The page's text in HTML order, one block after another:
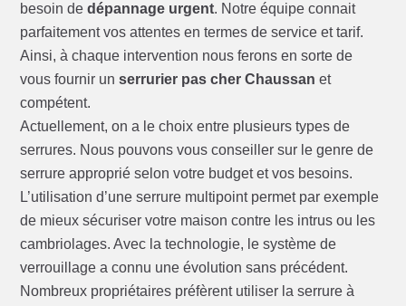
besoin dedépannage urgent. Notre équipe connait
parfaitement vos attentes en termes de service et tarif.
Ainsi, à chaque intervention nous ferons en sorte de
vous fournir unserrurier pas cher Chaussan et
compétent.
Actuellement, on a le choix entre plusieurs types de
serrures. Nous pouvons vous conseiller sur le genre de
serrure approprié selon votre budget et vos besoins.
L’utilisation d’une serrure multipoint permet par exemple
de mieux sécuriser votre maison contre les intrus ou les
cambriolages. Avec la technologie, le système de
verrouillage a connu une évolution sans précédent.
Nombreux propriétaires préfèrent utiliser la serrure à